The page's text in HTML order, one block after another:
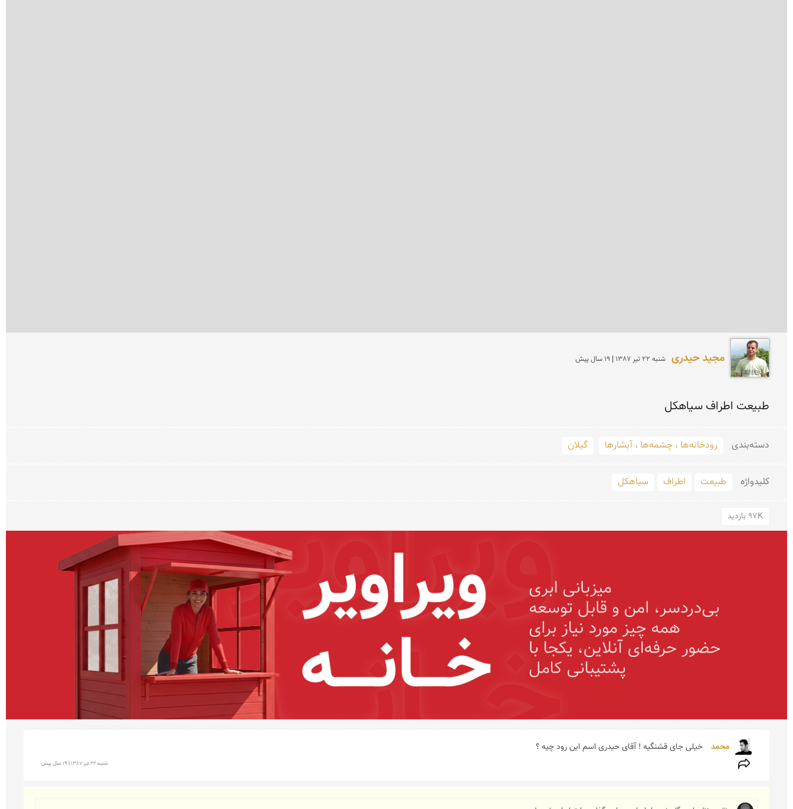
مجید حیدری شنبه 22 تير 1387 | 19 سال پیش
طبیعت اطراف سیاهكل
دسته‌بندی رودخانه‌ها ، چشمه‌ها ، آبشارها گیلان
کلید‌واژه طبیعت اطراف سیاهکل
97K بازدید
محمد خیلی جای قشنگیه ! آقای حیدری اسم این رود چیه ؟
شنبه 22 تير 1387 | 19 سال پیش